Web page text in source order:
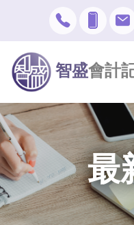
智盛會計
最